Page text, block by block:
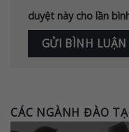
duyệt này cho lần
CÁC NGÀNH ĐÀO